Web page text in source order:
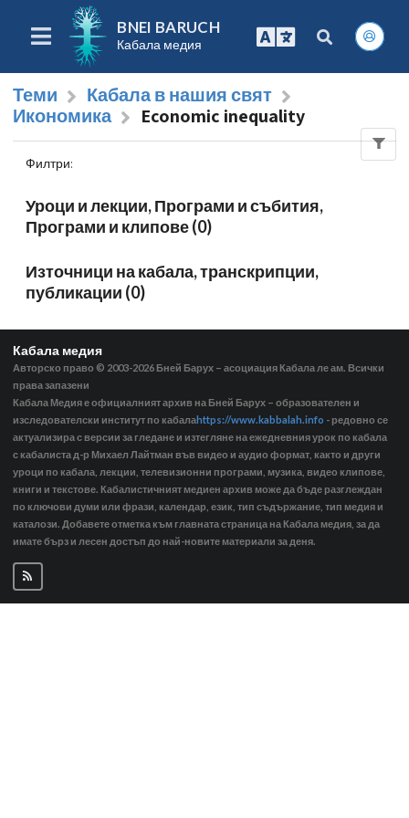
BNEI BARUCH
Кабала медия
Теми
Кабала в нашия свят
Икономика
Economic inequality
Филтри:
Уроци и лекции, Програми и събития,
Програми и клипове (0)
Източници на кабала, транскрипции,
публикации (0)
Кабала медия
Авторско право © 2003-2026 Бней Барух – асоциация Кабала ле ам. Всички
права запазени
Кабала Медия е официалният архив на Бней Барух – образователен и
изследователски институт по кабалаhttps://www.kabbalah.info - редовно се
актуализира с версии за гледане и изтегляне на ежедневния урок по кабала
с кабалиста д-р Михаел Лайтман във видео и аудио формат, както и други
уроци по кабала, лекции, телевизионни програми, музика, видео клипове,
книги и текстове. Кабалистичният медиен архив може да бъде разглеждан
по ключови думи или фрази, календар, език, тип съдържание, тип медия и
каталози. Добавете отметка към главната страница на Кабала медия, за да
имате бърз и лесен достъп до най-новите материали за деня.